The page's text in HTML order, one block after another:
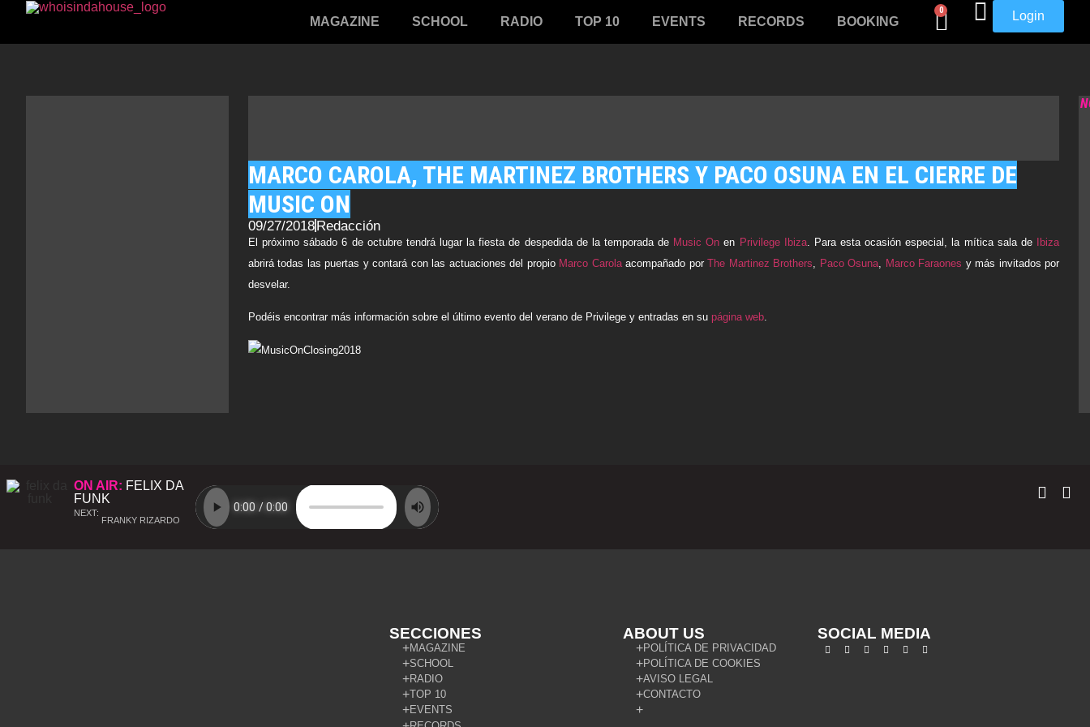
MAGAZINE SCHOOL RADIO TOP 10 EVENTS RECORDS BOOKING
0 Login
MARCO CAROLA, THE MARTINEZ BROTHERS Y PACO OSUNA EN EL CIERRE DE
MUSIC ON
09/27/2018Redacción
El próximo sábado 6 de octubre tendrá lugar la fiesta de despedida de la temporada de Music On en Privilege Ibiza. Para esta ocasión especial, la mítica sala de
Ibiza
abrirá todas las puertas y contará con las actuaciones del propio Marco Carolaacompañado porThe Martinez Brothers, Paco Osuna, Marco Faraones y más invitados por
desvelar.
Podéis encontrar más información sobre el último evento del verano de Privilege y entradas en su página web.
ON AIR: FELIX DA
FUNK
NEXT:
FRANKY RIZARDO
SECCIONES
MAGAZINE
SCHOOL
RADIO
TOP 10
EVENTS
ABOUT US
POLÍTICA DE PRIVACIDAD
POLÍTICA DE COOKIES
AVISO LEGAL
CONTACTO
SOCIAL MEDIA